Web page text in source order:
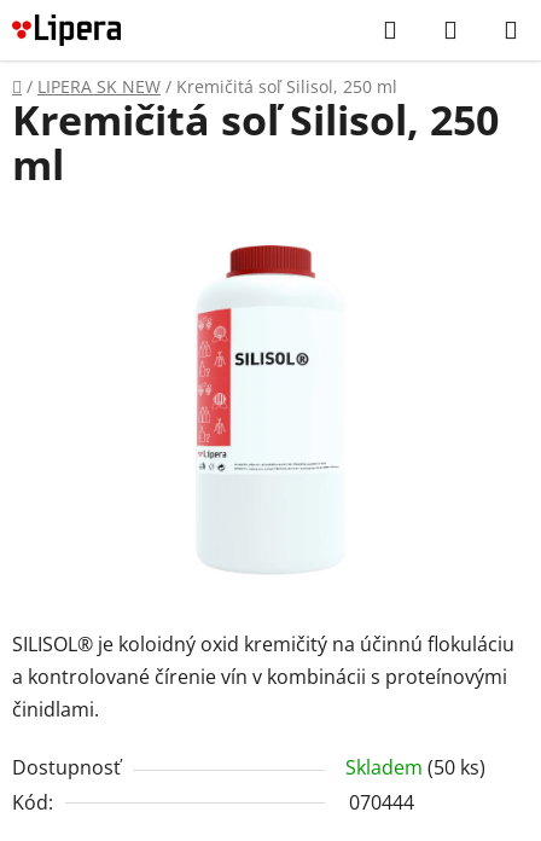
Prejsť
na
obsah
Hľadať
KOŠÍK
Domov
/ LIPERA SK NEW / Kremičitá soľ Silisol, 250 ml
SILISOL® je koloidný oxid kremičitý na účinnú flokuláciu
a kontrolované čírenie vín v kombinácii s proteínovými
činidlami.
Dostupnosť Skladem (50 ks)
Kód:
070444
Kremičitá soľ Silisol, 250
ml